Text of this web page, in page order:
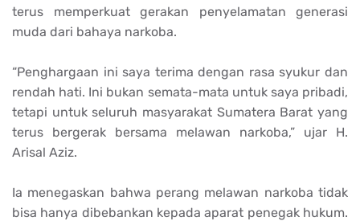
terus memperkuat gerakan penyelamatan generasi
muda dari bahaya narkoba.
“Penghargaan ini saya terima dengan rasa syukur dan
rendah hati. Ini bukan semata-mata untuk saya pribadi,
tetapi untuk seluruh masyarakat Sumatera Barat yang
terus bergerak bersama melawan narkoba,” ujar H.
Arisal Aziz.
Ia menegaskan bahwa perang melawan narkoba tidak
bisa hanya dibebankan kepada aparat penegak hukum.